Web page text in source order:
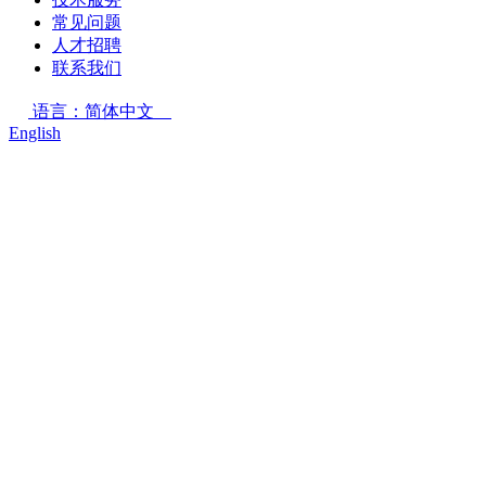
常见问题
人才招聘
联系我们
语言：简体中文
English